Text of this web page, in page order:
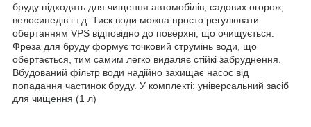
бруду підходять для чищення автомобілів, садових огорож,
велосипедів і т.д. Тиск води можна просто регулювати
обертанням VPS відповідно до поверхні, що очищується.
Фреза для бруду формує точковий струмінь води, що
обертається, тим самим легко видаляє стійкі забруднення.
Вбудований фільтр води надійно захищає насос від
попадання частинок бруду. У комплекті: універсальний засіб
для чищення (1 л)